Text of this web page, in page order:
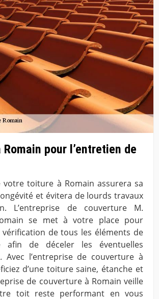
Romain pour l’entretien de
votre toiture à Romain assurera sa
et évitera de lourds travaux
L’entreprise de couverture M.
se met à votre place pour
de tous les éléments de
afin de déceler les éventuelles
Avec l’entreprise de couverture à
d’une toiture saine, étanche et
de couverture à Romain veille
toit reste performant en vous